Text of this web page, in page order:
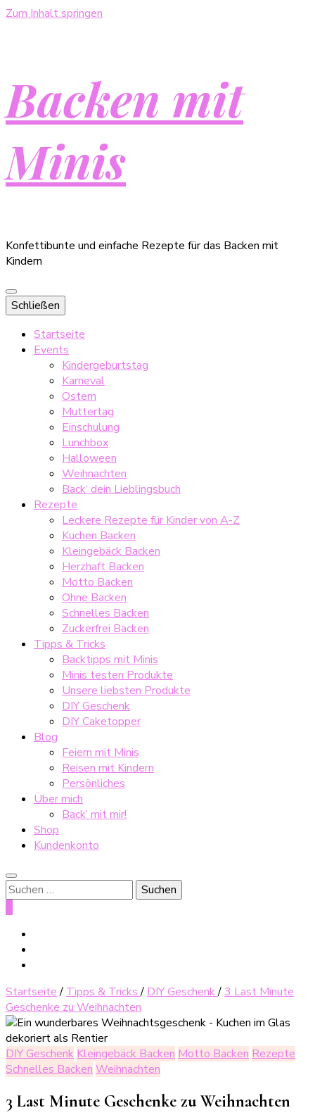
Zum Inhalt springen
Backen mit
Minis
Konfettibunte und einfache Rezepte für das Backen mit
Kindern
Schließen
Startseite
Events
Kindergeburtstag
Karneval
Ostern
Muttertag
Einschulung
Lunchbox
Halloween
Weihnachten
Back‘ dein Lieblingsbuch
Rezepte
Leckere Rezepte für Kinder von A-Z
Kuchen Backen
Kleingebäck Backen
Herzhaft Backen
Motto Backen
Ohne Backen
Schnelles Backen
Zuckerfrei Backen
Tipps & Tricks
Backtipps mit Minis
Minis testen Produkte
Unsere liebsten Produkte
DIY Geschenk
DIY Caketopper
Blog
Feiern mit Minis
Reisen mit Kindern
Persönliches
Über mich
Back’ mit mir!
Shop
Kundenkonto
Suche
nach:
Startseite / Tipps & Tricks/ DIY Geschenk/ 3 Last Minute
Geschenke zu Weihnachten
DIY Geschenk Kleingebäck Backen Motto Backen Rezepte
Schnelles Backen Weihnachten
3 Last Minute Geschenke zu Weihnachten